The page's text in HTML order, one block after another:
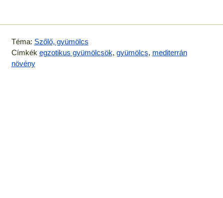
Téma: Szőlő, gyümölcs
Címkék egzotikus gyümölcsök, gyümölcs, mediterrán
növény